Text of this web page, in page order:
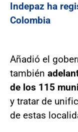
Indepaz ha
Colombia
Añadió el
también
de los 115
y tratar de
de estas